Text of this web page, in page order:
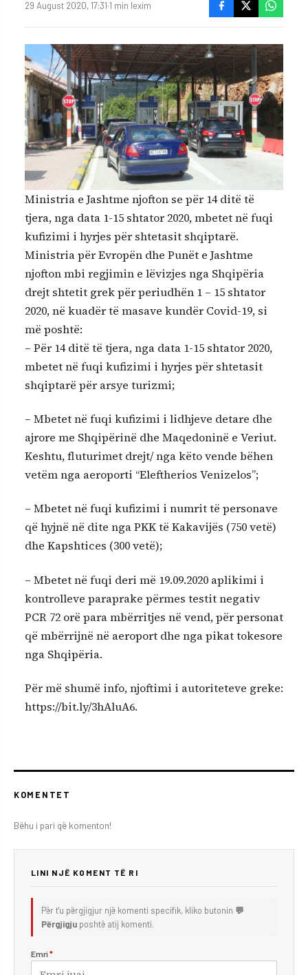
29 August 2020, 17:31·1 min lexim
Ministria e Jashtme njofton se për 14 ditë të
tjera, nga data 1-15 shtator 2020, mbetet në fuqi
kufizimi i hyrjes për shtetasit shqiptarë.
Ministria për Evropën dhe Punët e Jashtme
njofton mbi regjimin e lëvizjes nga Shqipëria
drejt shtetit grek për periudhën 1 – 15 shtator
2020, në kuadër të masave kundër Covid-19, si
më poshtë:
– Për 14 ditë të tjera, nga data 1-15 shtator 2020,
mbetet në fuqi kufizimi i hyrjes për shtetasit
shqiptarë për arsye turizmi;
– Mbetet në fuqi kufizimi i lidhjeve detare dhe
ajrore me Shqipërinë dhe Maqedoninë e Veriut.
Keshtu, fluturimet drejt/ nga këto vende bëhen
vetëm nga aeroporti “Eleftherios Venizelos”;
– Mbetet në fuqi kufizimi i numrit të personave
që hyjnë në dite nga PKK të Kakavijës (750 vetë)
dhe Kapshtices (300 vetë);
– Mbetet në fuqi deri më 19.09.2020 aplikimi i
kontrolleve paraprake përmes testit negativ
PCR 72 orë para mbërritjes në vend, për personat
që mbërrijnë në aeroport dhe nga pikat tokesore
nga Shqipëria.
Për më shumë info, njoftimi i autoriteteve greke:
https://bit.ly/3hAluA6.
KOMENTET
Bëhu i pari që komenton!
LINI NJË KOMENT TË RI
Për t'u përgjigjur një komenti specifik, kliko butonin 💬
Përgjigju poshtë atij komenti.
Emri *